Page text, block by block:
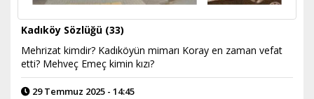
Kadıköy Sözlüğü (33)
Mehrizat kimdir? Kadıköyün mimarı Koray en zaman vefat
etti? Mehveç Emeç kimin kızı?
29 Temmuz 2025 - 14:45